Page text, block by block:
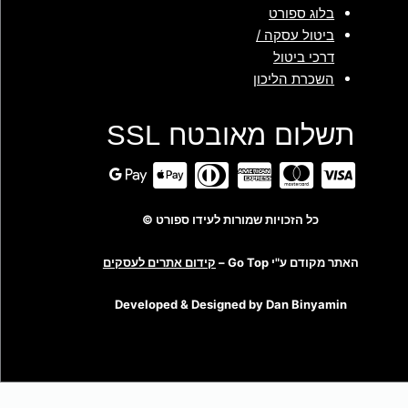
בלוג ספורט
ביטול עסקה /
דרכי ביטול
השכרת הליכון
תשלום מאובטח SSL
כל הזכויות שמורות לעידו ספורט ©
האתר מקודם ע"י Go Top – קידום אתרים לעסקים
Developed & Designed by Dan Binyamin